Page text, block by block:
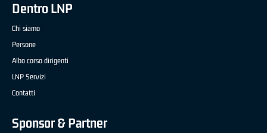
Dentro LNP
Chi siamo
Persone
Albo corso dirigenti
LNP Servizi
Contatti
Sponsor & Partner